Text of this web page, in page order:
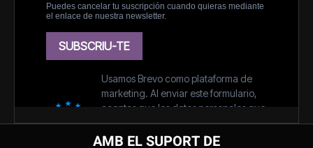
AMB EL SUPORT DE